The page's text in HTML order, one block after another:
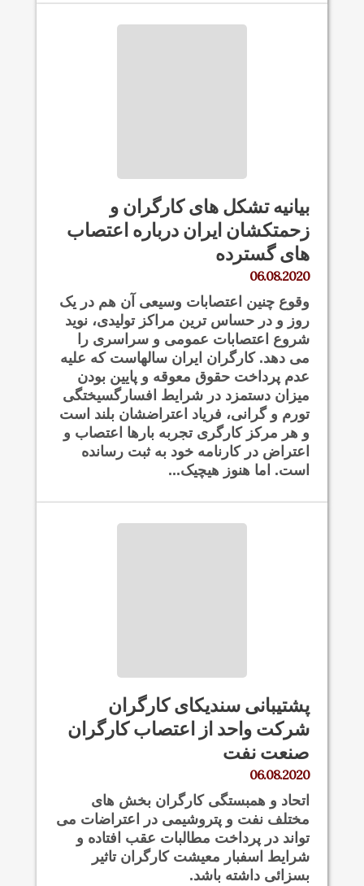
بیانیه تشکل های کارگران و
زحمتکشان ایران درباره اعتصاب
های گسترده
06.08.2020
وقوع چنین اعتصابات وسیعی آن هم در یک
روز و در حساس ترین مراکز تولیدی، نوید
شروع اعتصابات عمومی و سراسری را
می دهد. کارگران ایران سالهاست که علیه
عدم پرداخت حقوق معوقه و پایین بودن
میزان دستمزد در شرایط افسارگسیختگی
تورم و گرانی، فریاد اعتراضشان بلند است
و هر مرکز کارگری تجربه بارها اعتصاب و
اعتراض در کارنامه خود به ثبت رسانده
است. اما هنوز هیچیک...
پشتیبانی سندیکای کارگران
شرکت واحد از اعتصاب کارگران
صنعت نفت
06.08.2020
اتحاد و همبستگی کارگران بخش های
مختلف نفت و پتروشیمی در اعتراضات می
تواند در پرداخت مطالبات عقب افتاده و
شرایط اسفبار معیشت کارگران تاثیر
بسزائی داشته باشد.